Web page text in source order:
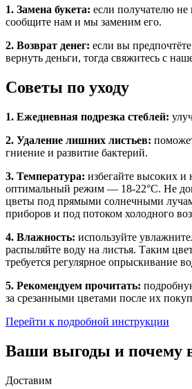
1. Замена букета: если получателю не
сообщите нам и мы заменим его.
2. Возврат денег: если вы
вернуть деньги, тогда свяжитесь с
Советы по уходу
1. Ежедневная подрезка стеблей:
2. Удаление лишних листьев:
гниение и развитие бактерий.
3. Температура: избегайте высоких и
оптимальный режим — 18-22°C. Не
цветы под прямыми солнечными
приборов и под потоком холодного
4. Влажность: используйте
распыляйте воду на листья. Таким
требуется регулярное опрыскивание
5. Рекомендуем прочитать:
за срезанными цветами после их
Перейти к подробной инструкции
Ваши выгоды и почему
Доставим